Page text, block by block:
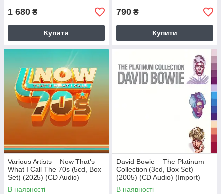
1 680 ₴
Купити
790 ₴
Купити
Various Artists – Now That’s
What I Call The 70s (5cd, Box
Set) (2025) (CD Audio)
(Import)
В наявності
David Bowie – The Platinum
Collection (3cd, Box Set)
(2005) (CD Audio) (Import)
В наявності